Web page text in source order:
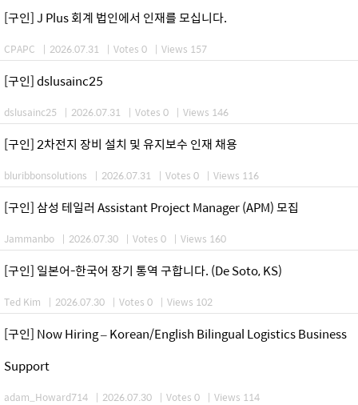
[구인] J Plus 회계 법인에서 인재를 모십니다.
CPAPC | 2026.07.31 | Votes 0 | Views 157
[구인] dslusainc25
dslusainc25 | 2026.07.31 | Votes 0 | Views 146
[구인] 2차전지 장비 설치 및 유지보수 인재 채용
bluribbonsolutions | 2026.07.31 | Votes 0 | Views 116
[구인] 삼성 테일러 Assistant Project Manager (APM) 모집
Jammanbo | 2026.07.30 | Votes 0 | Views 160
[구인] 일본어-한국어 장기 통역 구합니다. (De Soto, KS)
Ted Kim | 2026.07.30 | Votes 0 | Views 102
[구인] Now Hiring – Korean/English Bilingual Logistics Business
Support
adam_Howard714 | 2026.07.30 | Votes 0 | Views 114